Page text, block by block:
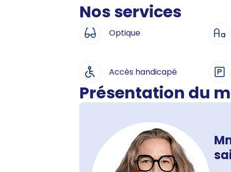
Nos services
Optique
Accès handicapé
Présentation du